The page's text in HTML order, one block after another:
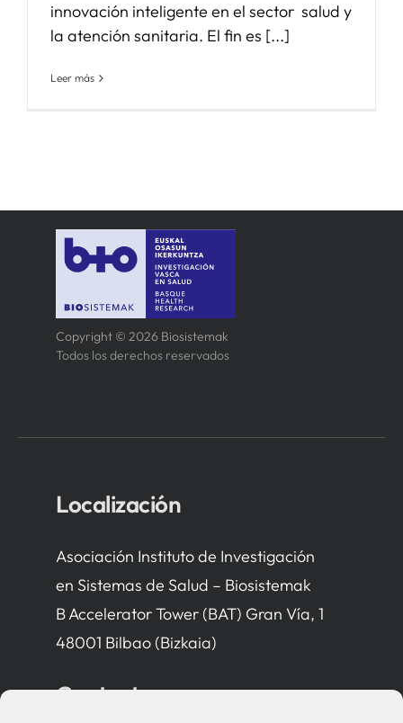
innovación inteligente en el sector salud y
la atención sanitaria. El fin es [...]
Leer más
Copyright © 2026 Biosistemak
Todos los derechos reservados
Localización
Asociación Instituto de Investigación
en Sistemas de Salud – Biosistemak
B Accelerator Tower (BAT) Gran Vía, 1
48001 Bilbao (Bizkaia)
Contacto